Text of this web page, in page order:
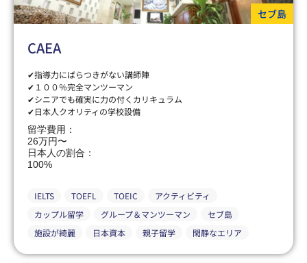
セブ島
CAEA
✔指導力にばらつきがない講師陣
✔１００％完全マンツーマン
✔シニアでも確実に力の付くカリキュラム
✔日本人クオリティの学校設備
留学費用：
26万円〜
日本人の割合：
100%
IELTS TOEFL TOEIC
アクティビティ
カップル留学
グループ＆マンツーマン
セブ島
施設が綺麗
日本資本 親子留学 閑静なエリア